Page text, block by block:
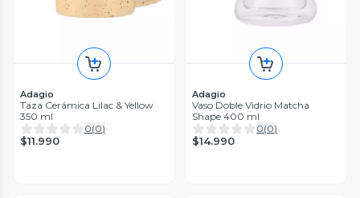
Adagio
Taza Cerámica Lilac & Yellow
350 ml
0(0)
$11.990
Adagio
Vaso Doble Vidrio Matcha
Shape 400 ml
0(0)
$14.990